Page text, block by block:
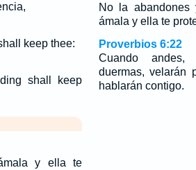
keep thee:
shall keep
y ella te
No la
ámala y ella te
Proverbios 6:22
Cuando andes,
duermas, velarán
hablarán contigo.